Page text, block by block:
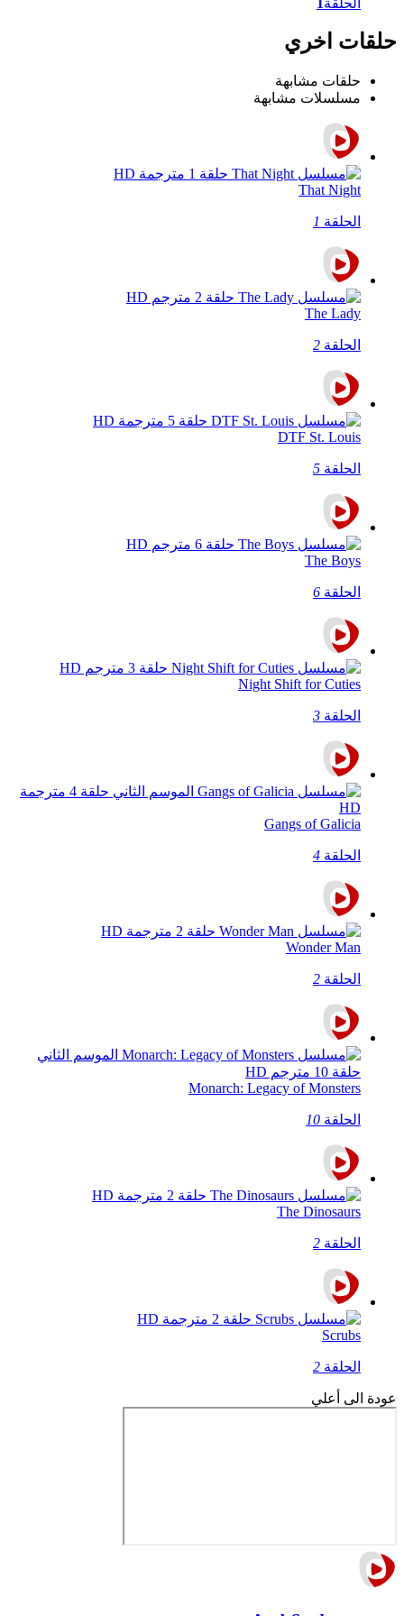
حلقات اخري
حلقات مشابهة
مسلسلات مشابهة
That Night
الحلقة 1
The Lady
الحلقة 2
DTF St. Louis
الحلقة 5
The Boys
الحلقة 6
Night Shift for Cuties
الحلقة 3
Gangs of Galicia
الحلقة 4
Wonder Man
الحلقة 2
Monarch: Legacy of Monsters
الحلقة 10
The Dinosaurs
الحلقة 2
Scrubs
الحلقة 2
عودة الى أعلي